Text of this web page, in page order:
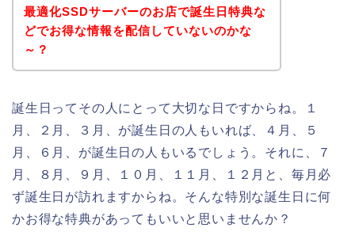
最適化SSDサーバーのお店で誕生日特典な
どでお得な情報を配信していないのかな
～？
誕生日ってその人にとって大切な日ですからね。１
月、２月、３月、が誕生日の人もいれば、４月、５
月、６月、が誕生日の人もいるでしょう。それに、７
月、８月、９月、１０月、１１月、１２月と、毎月必
ず誕生日が訪れますからね。そんな特別な誕生日に何
かお得な特典があってもいいと思いませんか？